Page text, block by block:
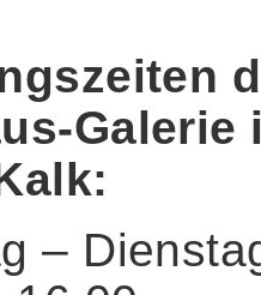
Galerie
–